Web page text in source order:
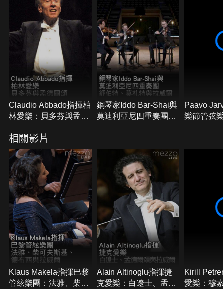
樂樂團首席客座指揮。在2015年Bachtrack民意調查
中，他被音樂評論家評為在世最優秀的指揮家。
Claudio Abbado指揮柏
林愛樂：貝多芬與孟德
鋼琴家Iddo Bar-Shai與
莫迪利亞尼四重奏團：
Paavo
樂節管弦
相關影片
Klaus Makela指揮巴黎
管絃樂團：法雅、柴可
Alain Altinoglu指揮捷
克愛樂：白遼士、孟德
Kirill
愛樂：穆